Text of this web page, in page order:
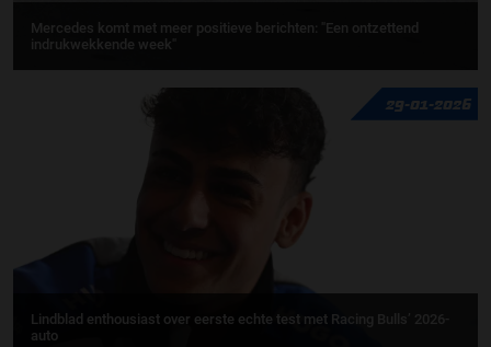
Mercedes komt met meer positieve berichten: "Een ontzettend
indrukwekkende week"
29-01-2026
Lindblad enthousiast over eerste echte test met Racing Bulls’ 2026-
auto